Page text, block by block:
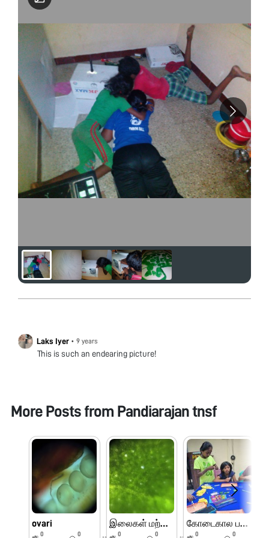
Laks Iyer • 9 years
This is such an endearing picture!
More Posts from Pandiarajan tnsf
ovari
0 0
இலைகள் மற்றும் பூக்களின் பாகங்கள்
0 0
கோடைகால பயிற்சி முகாம் பெரியார் அறிவியல் மையம்
0 0